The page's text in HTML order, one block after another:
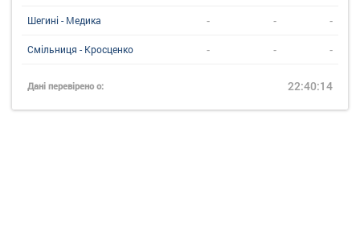
Шегині - Медика - - -
Смільниця - Кросценко - - -
Дані перевірено о: 22:40:14